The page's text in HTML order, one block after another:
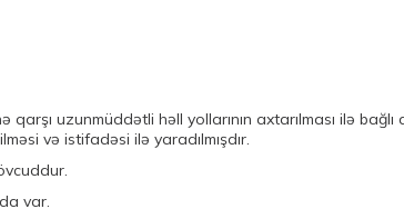
uzunmüddətli həll yollarının axtarılması ilə
və istifadəsi ilə yaradılmışdır.
var.